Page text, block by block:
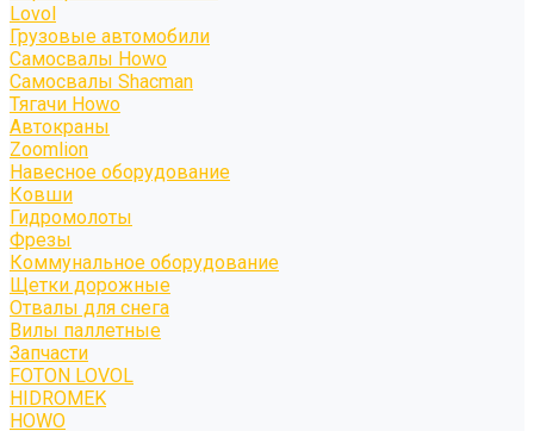
Lovol
Грузовые автомобили
Самосвалы Howo
Самосвалы Shacman
Тягачи Howo
Автокраны
Zoomlion
Навесное оборудование
Ковши
Гидромолоты
Фрезы
Коммунальное оборудование
Щетки дорожные
Отвалы для снега
Вилы паллетные
Запчасти
FOTON LOVOL
HIDROMEK
HOWO